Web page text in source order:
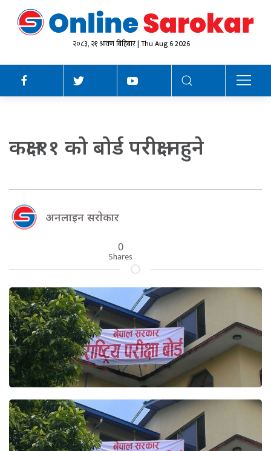
२०८३, २१ श्रावण बिहिबार | Thu Aug 6 2026
कक्षा ११ को बोर्ड परीक्षा नहुने
अनलाइन सराेकार
0
Shares